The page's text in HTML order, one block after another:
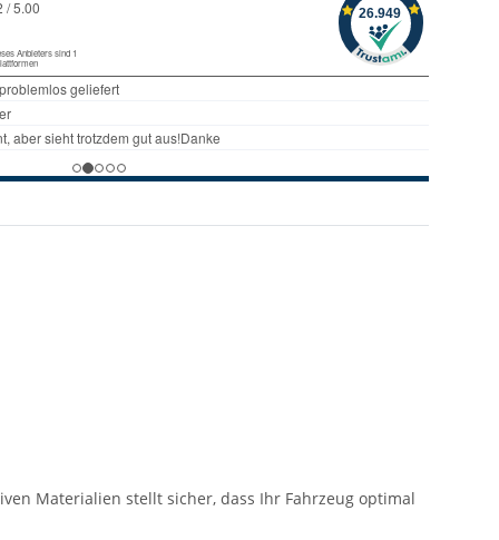
Materialien stellt sicher, dass Ihr Fahrzeug optimal